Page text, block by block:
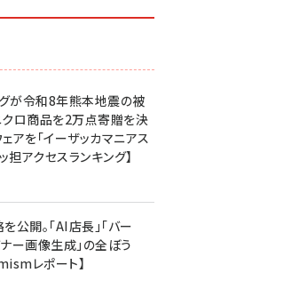
グが令和8年熊本地震の被
ロ商品を2万点寄贈を決
アを「イーザッカマニアス
担アクセスランキング】
公開。「AI店長」「バー
ー画像生成」の全ぼう
レポート】